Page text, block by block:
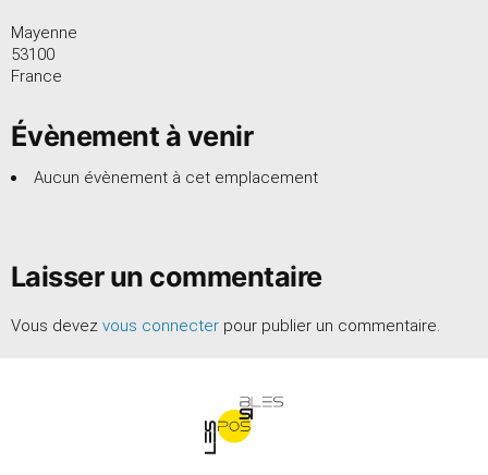
Mayenne
53100
France
Évènement à venir
Aucun évènement à cet emplacement
Laisser un commentaire
Vous devez vous connecter pour publier un commentaire.